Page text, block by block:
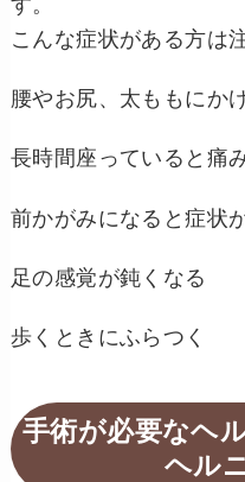
す。
こんな症状がある方は
腰やお尻、太ももにか
長時間座っていると痛
前かがみになると症状
足の感覚が鈍くなる
歩くときにふらつく
手術が必要なヘ
ヘル